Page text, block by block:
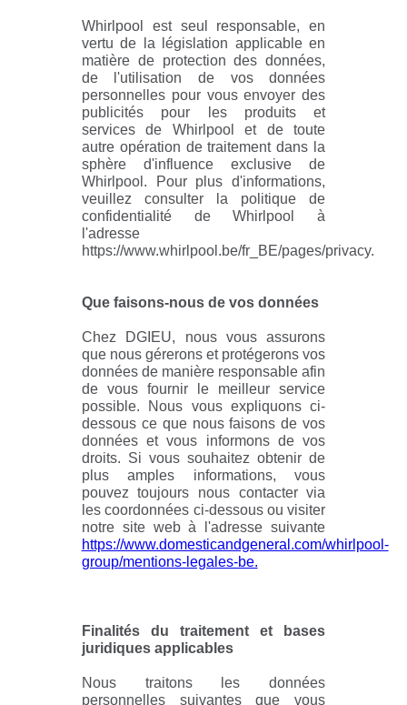
Whirlpool est seul responsable, en
vertu de la législation applicable en
matière de protection des données,
de l'utilisation de vos données
personnelles pour vous envoyer des
publicités pour les produits et
services de Whirlpool et de toute
autre opération de traitement dans la
sphère d'influence exclusive de
Whirlpool. Pour plus d'informations,
veuillez consulter la politique de
confidentialité de Whirlpool à
l'adresse
https://www.whirlpool.be/fr_BE/pages/privacy.
Que faisons-nous de vos données
Chez DGIEU, nous vous assurons
que nous gérerons et protégerons vos
données de manière responsable afin
de vous fournir le meilleur service
possible. Nous vous expliquons ci-
dessous ce que nous faisons de vos
données et vous informons de vos
droits. Si vous souhaitez obtenir de
plus amples informations, vous
pouvez toujours nous contacter via
les coordonnées ci-dessous ou visiter
notre site web à l'adresse suivante
https://www.domesticandgeneral.com/whirlpool-
group/mentions-legales-be.
Finalités du traitement et bases
juridiques applicables
Nous traitons les données
personnelles suivantes que vous